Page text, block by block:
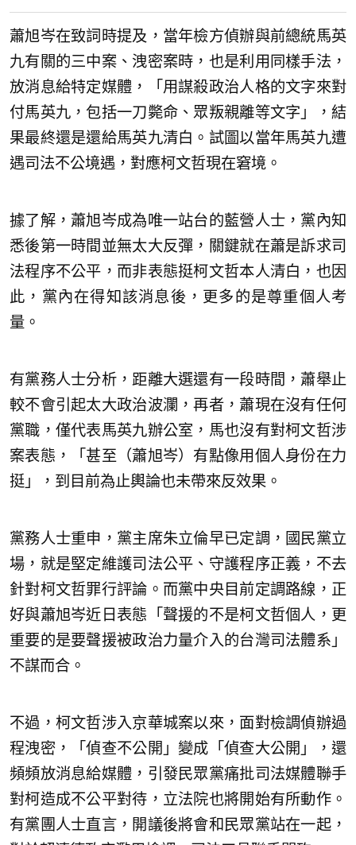
蕭旭岑在致詞時提及，當年檢方偵辦與前總統馬英
九有關的三中案、洩密案時，也是利用同樣手法，
放消息給特定媒體，「用謀殺政治人格的文字來對
付馬英九，包括一刀斃命、眾叛親離等文字」，結
果最終還是還給馬英九清白。試圖以當年馬英九遭
遇司法不公境遇，對應柯文哲現在窘境。
據了解，蕭旭岑成為唯一站台的藍營人士，黨內知
悉後第一時間並無太大反彈，關鍵就在蕭是訴求司
法程序不公平，而非表態挺柯文哲本人清白，也因
此，黨內在得知該消息後，更多的是尊重個人考
量。
有黨務人士分析，距離大選還有一段時間，蕭舉止
較不會引起太大政治波瀾，再者，蕭現在沒有任何
黨職，僅代表馬英九辦公室，馬也沒有對柯文哲涉
案表態，「甚至（蕭旭岑）有點像用個人身份在力
挺」，到目前為止輿論也未帶來反效果。
黨務人士重申，黨主席朱立倫早已定調，國民黨立
場，就是堅定維護司法公平、守護程序正義，不去
針對柯文哲罪行評論。而黨中央目前定調路線，正
好與蕭旭岑近日表態「聲援的不是柯文哲個人，更
重要的是要聲援被政治力量介入的台灣司法體系」
不謀而合。
不過，柯文哲涉入京華城案以來，面對檢調偵辦過
程洩密，「偵查不公開」變成「偵查大公開」，還
頻頻放消息給媒體，引發民眾黨痛批司法媒體聯手
對柯造成不公平對待，立法院也將開始有所動作。
有黨團人士直言，開議後將會和民眾黨站在一起，